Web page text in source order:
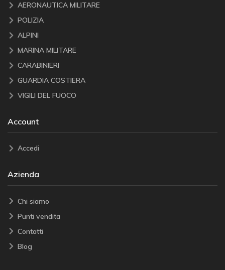
AERONAUTICA MILITARE
POLIZIA
ALPINI
MARINA MILITARE
CARABINIERI
GUARDIA COSTIERA
VIGILI DEL FUOCO
Account
Accedi
Azienda
Chi siamo
Punti vendita
Contatti
Blog